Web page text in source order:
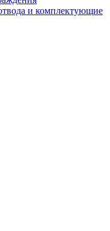
и комплектующие